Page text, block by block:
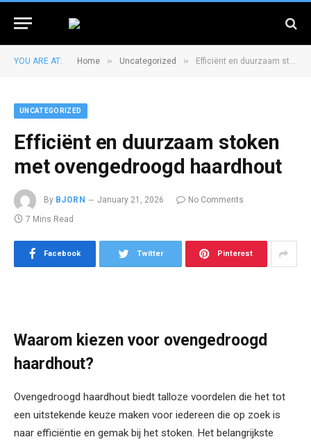
YOU ARE AT: Home » Uncategorized » Efficiënt en duurzaam stoken met ovengedroogd haardhout
UNCATEGORIZED
Efficiënt en duurzaam stoken
met ovengedroogd haardhout
By BJORN January 21, 2026
No Comments
7 Mins Read
Facebook Twitter Pinterest
Waarom kiezen voor ovengedroogd
haardhout?
Ovengedroogd haardhout biedt talloze voordelen die het tot
een uitstekende keuze maken voor iedereen die op zoek is
naar efficiëntie en gemak bij het stoken. Het belangrijkste